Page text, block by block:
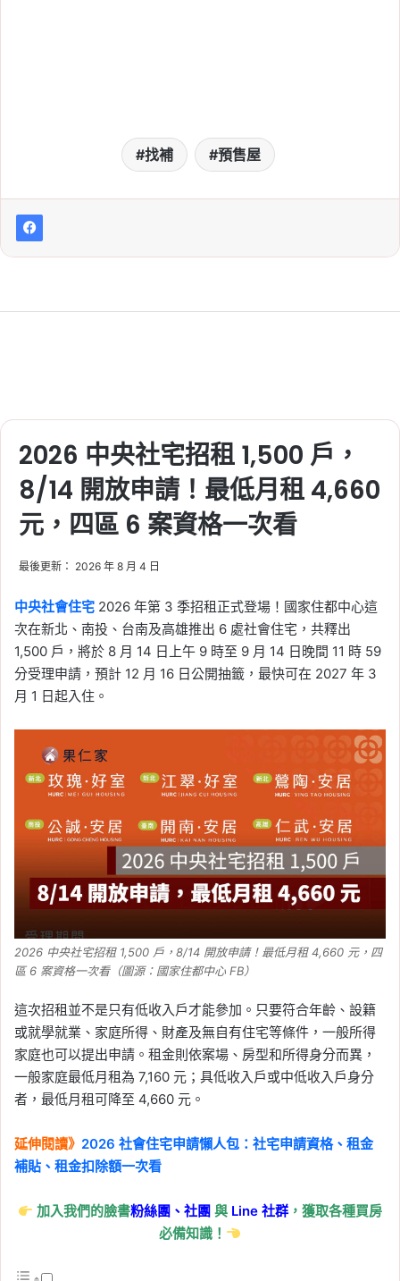
找補 預售屋
2026 中央社宅招租 1,500 戶，
8/14 開放申請！最低月租 4,660
元，四區 6 案資格一次看
最後更新： 2026 年 8 月 4 日
中央社會住宅 2026 年第 3 季招租正式登場！國家住都中心這
次在新北、南投、台南及高雄推出 6 處社會住宅，共釋出
1,500 戶，將於 8 月 14 日上午 9 時至 9 月 14 日晚間 11 時 59
分受理申請，預計 12 月 16 日公開抽籤，最快可在 2027 年 3
月 1 日起入住。
2026 中央社宅招租 1,500 戶，8/14 開放申請！最低月租 4,660 元，四
區 6 案資格一次看（圖源：國家住都中心 FB）
這次招租並不是只有低收入戶才能參加。只要符合年齡、設籍
或就學就業、家庭所得、財產及無自有住宅等條件，一般所得
家庭也可以提出申請。租金則依案場、房型和所得身分而異，
一般家庭最低月租為 7,160 元；具低收入戶或中低收入戶身分
者，最低月租可降至 4,660 元。
延伸閱讀》 2026 社會住宅申請懶人包：社宅申請資格、租金
補貼、租金扣除額一次看
加入我們的臉書粉絲團、社團與 Line社群 ，獲取各種買房
必備知識！